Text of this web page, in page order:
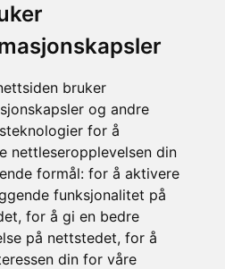
bruker
og andre
for å
nettleseropplevelsen din
formål: for å aktivere
funksjonalitet på
, for å gi en bedre
på nettstedet, for å
din for våre
Matsikkerhet